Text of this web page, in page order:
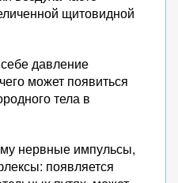
щитовидной
давление
может появиться
тела в
нервные импульсы,
появляется